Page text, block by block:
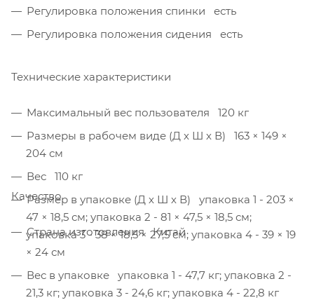
Регулировка положения спинки есть
Регулировка положения сидения есть
Технические характеристики
Максимальный вес пользователя 120 кг
Размеры в рабочем виде (Д х Ш х В) 163 × 149 ×
204 см
Вес 110 кг
Размер в упаковке (Д х Ш х В) упаковка 1 - 203 ×
47 × 18,5 см; упаковка 2 - 81 × 47,5 × 18,5 см;
упаковка 3 - 38 × 18,5 × 27,5 см; упаковка 4 - 39 × 19
× 24 см
Вес в упаковке упаковка 1 - 47,7 кг; упаковка 2 -
21,3 кг; упаковка 3 - 24,6 кг; упаковка 4 - 22,8 кг
Качество
Страна изготовления Китай